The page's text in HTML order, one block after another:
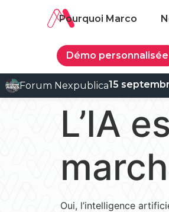
Pourquoi Marco
Démo personnalisée
Forum Nexpublica15
L’IA
Oui, l’intelligence